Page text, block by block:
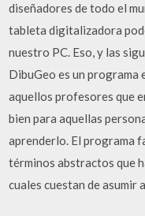
diseñadores de todo el
tableta digitalizadora
nuestro PC. Eso, y las
DibuGeo es un programa
aquellos profesores que
bien para aquellas
aprenderlo. El programa
términos abstractos que
cuales cuestan de asumir